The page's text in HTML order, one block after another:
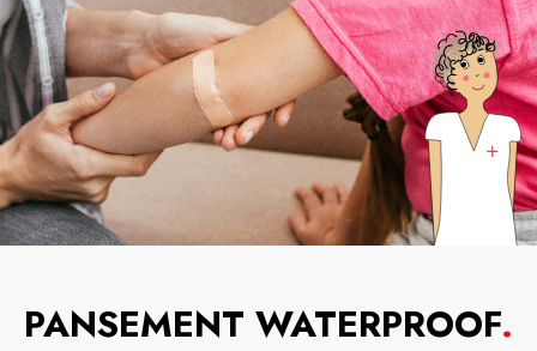
PANSEMENT WATERPROOF.